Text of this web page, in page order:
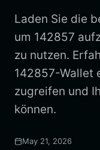
Laden Sie die
um 142857
zu nutzen.
142857-Wallet
zugreifen und
können.
May 21, 2026